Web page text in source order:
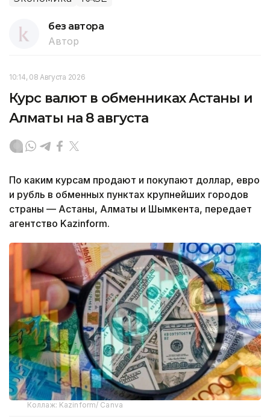
без автора
Автор
10:14, 08 Августа 2026
Курс валют в обменниках Астаны и
Алматы на 8 августа
По каким курсам продают и покупают доллар, евро
и рубль в обменных пунктах крупнейших городов
страны — Астаны, Алматы и Шымкента, передает
агентство Kazinform.
Коллаж: Kazinform/ Canva